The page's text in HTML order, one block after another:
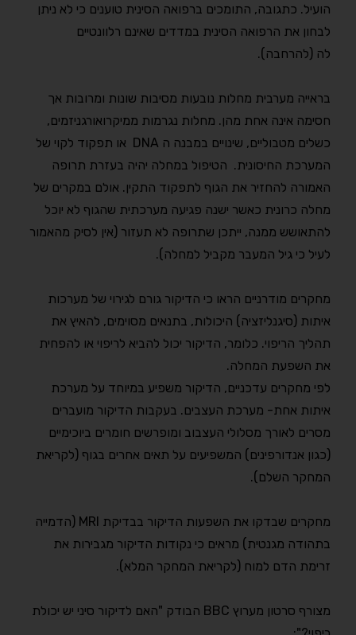
הועיל. כתגובה, התומכים ברפואה הסינית טוענים כי לא ניתן
לבחון את הרפואה הסינית במדדים שאינם רלוונטיים
לה (להרחבה).
בראייה מערבית מחלות נובעות מסיבות שונות ומרובות אך
חסימה אינה אחת מהן. מחלות נגרמות ממיקרואורגניזמים,
כשלים מטבוליים, שינויים במבנה ה DNA או תפקוד לקוי של
המערכת החיסונית. הטיפול במחלה יהיה בעזרת תרופה
האמורה להחזיר את הגוף לתפקוד התקין. אולם במקרים של
מחלה כרונית כאשר ישנה פגיעה מערכתית שהגוף לא יוכל
להתאושש ממנה, ייתכן שתרופה לא תעזור (אין לסיק מהאמור
לעיל כי גיל המעבר מקביל למחלה).
מחקרים מודרניים הראו כי הדיקור גורם לגירוי של מערכות
איתות (סיגנליזציה) היכולות, בתנאים מסוימים, להאיץ את
תהליך הריפוי. כלומר, הדיקור יכול להביא לריפוי או להפחית
את השפעת המחלה.
לפי מחקרים עדכניים, הדיקור משפיע במיוחד על מערכת
איתות אחת- מערכת העצבים. בעקבות הדיקור מועברים
מסרים לאורך מסלולי העצבוב ומופרשים חומרים ביוכימיים
(כגון אנדורפינים) המשפיעים על תאים אחרים בגוף (לקריאת
המחקר השלם).
מחקרים שבדקו את השפעות הדיקור בבדיקת MRI (הדמייה
בתהודה מגנטית) מראים כי נקודות הדיקור מגבירות את
זרימת הדם למוח (לקריאת המחקר המלא).
מצורף סרטון מערוץ BBC הבודק "האם לדיקור סיני יש יכולת